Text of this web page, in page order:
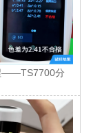
——TS7700分